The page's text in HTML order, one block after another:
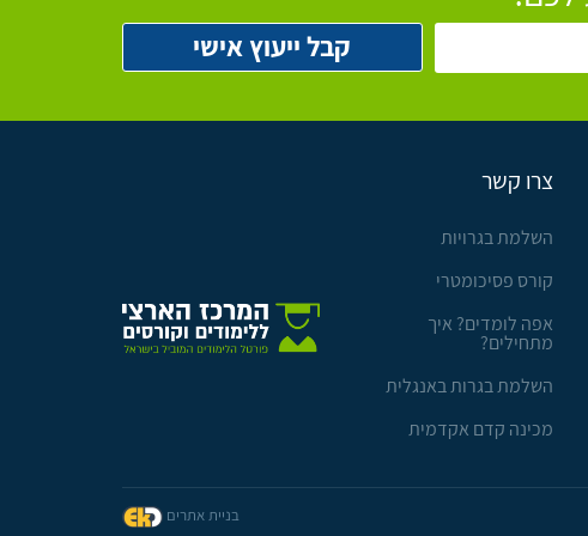
צרו קשר
השלמת בגרויות
קורס פסיכומטרי
אפה לומדים? איך
מתחילים?
השלמת בגרות באנגלית
מכינה קדם אקדמית
בניית אתרים